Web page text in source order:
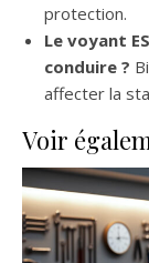
protection.
Le voyant
conduire ?
affecter la
Voir